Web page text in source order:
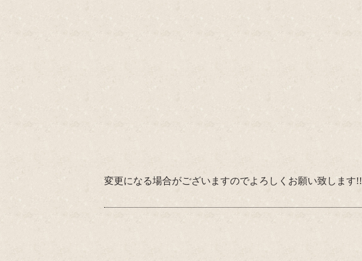
変更になる場合がございますのでよろしくお願い致します!!